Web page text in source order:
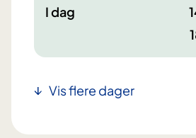
I dag
Vis flere dager